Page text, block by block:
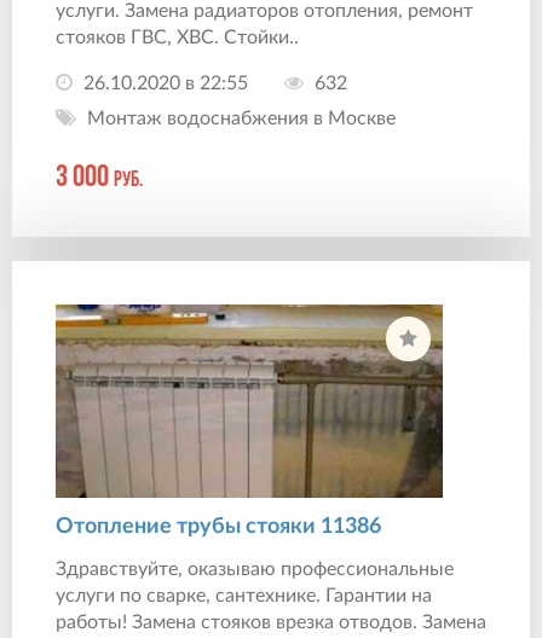
услуги. Замена радиаторов отопления, ремонт
стояков ГВС, ХВС. Стойки..
26.10.2020 в 22:55
632
Монтаж водоснабжения в Москве
3 000 руб.
Отопление трубы стояки 11386
Здравствуйте, оказываю профессиональные
услуги по сварке, сантехнике. Гарантии на
работы! Замена стояков врезка отводов. Замена